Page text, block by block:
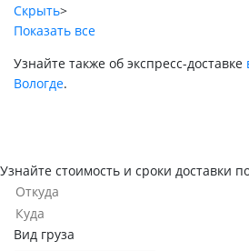
Скрыть>
Показать все
Узнайте также об экспресс-доставке
Вологде.
Узнайте стоимость и сроки доставки
Вид груза